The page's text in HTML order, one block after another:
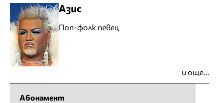
Азис
Поп-фолк певец
и още...
Абонамент